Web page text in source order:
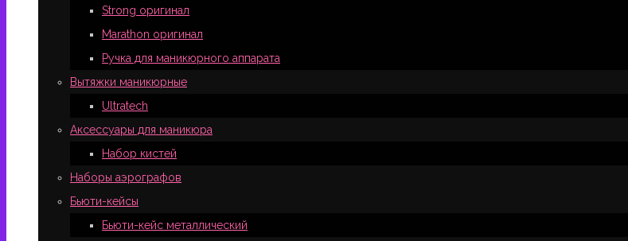
Strong оригинал
Marathon оригинал
Ручка для маникюрного аппарата
Вытяжки маникюрные
Ultratech
Аксессуары для маникюра
Набор кистей
Наборы аэрографов
Бьюти-кейсы
Бьюти-кейс металлический